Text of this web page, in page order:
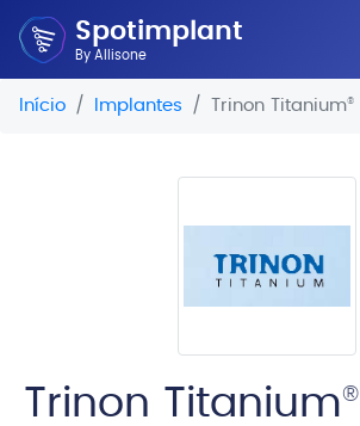
Spotimplant
By Allisone
Início Implantes Trinon Titanium®
Trinon Titanium®